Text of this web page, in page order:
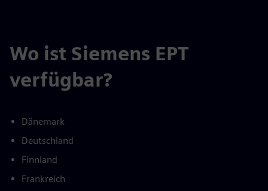
Wo ist Siemens EPT
verfügbar?
Dänemark
Deutschland
Finnland
Frankreich